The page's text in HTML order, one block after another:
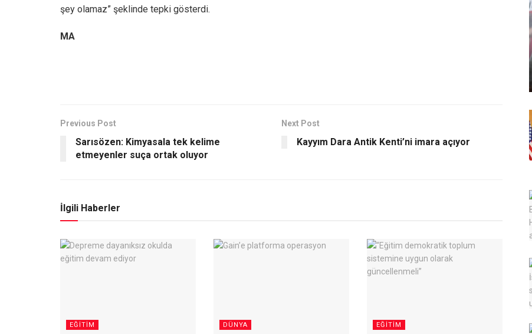
şey olamaz” şeklinde tepki gösterdi.
MA
Previous Post
Sarısözen: Kimyasala tek kelime
etmeyenler suça ortak oluyor
Next Post
Kayyım Dara Antik Kenti’ni imara açıyor
İlgili Haberler
EĞITIM DÜNYA EĞITIM